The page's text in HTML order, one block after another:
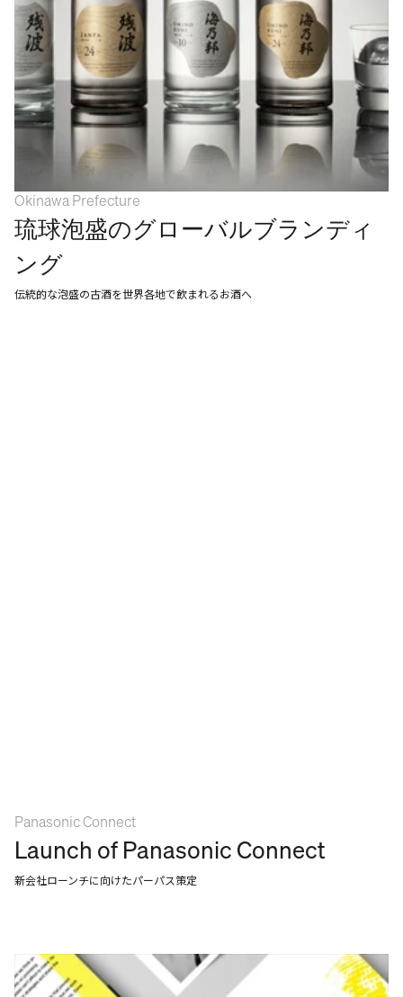
Okinawa Prefecture
琉球泡盛のグローバルブランディ
ング
伝統的な泡盛の古酒を世界各地で飲まれるお酒へ
Panasonic Connect
Launch of Panasonic Connect
新会社ローンチに向けたパーパス策定
WORK
SERVICES
ABOUT
APPROACH
NEWS
CAREERS
CONTACT